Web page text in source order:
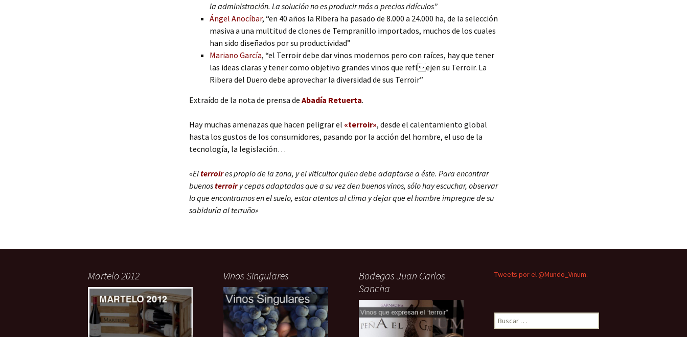
la administración. La solución no es producir más a precios ridículos”
Ángel Anocíbar, “en 40 años la Ribera ha pasado de 8.000 a 24.000 ha, de la selección
masiva a una multitud de clones de Tempranillo importados, muchos de los cuales
han sido diseñados por su productividad”
Mariano García, “el Terroir debe dar vinos modernos pero con raíces, hay que tener
las ideas claras y tener como objetivo grandes vinos que reflejen su Terroir. La
Ribera del Duero debe aprovechar la diversidad de sus Terroir”
Extraído de la nota de prensa de Abadía Retuerta.
Hay muchas amenazas que hacen peligrar el «terroir», desde el calentamiento global
hasta los gustos de los consumidores, pasando por la acción del hombre, el uso de la
tecnología, la legislación…
«Elterroires propio de la zona, y el viticultor quien debe adaptarse a éste. Para encontrar
buenosterroir y cepas adaptadas que a su vez den buenos vinos, sólo hay escuchar, observar
lo que encontramos en el suelo, estar atentos al clima y dejar que el hombre impregne de su
sabiduría al terruño»
Martelo 2012 Vinos Singulares
Bodegas Juan Carlos
Sancha
Tweets por el @Mundo_Vinum.
Buscar: